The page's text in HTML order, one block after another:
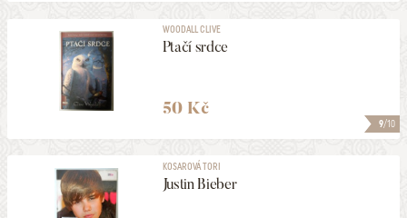
9/10
WOODALL CLIVE
Ptačí srdce
50 Kč
KOSAROVÁ TORI
Justin Bieber